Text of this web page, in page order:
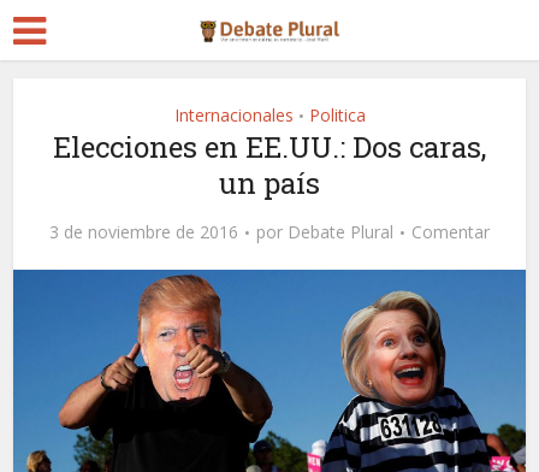
Internacionales • Politica
Elecciones en EE.UU.: Dos caras,
un país
3 de noviembre de 2016 por Debate Plural Comentar